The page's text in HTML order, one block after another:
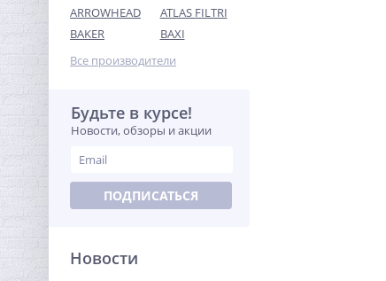
Кран шаровый с
электроприводом
BugattiPro 12В 1"
11 657,60
ARROWHEAD
ATLAS FILTRI
BAKER
BAXI
Все производители
Будьте в курсе!
Новости, обзоры и акции
ПОДПИСАТЬСЯ
Новости